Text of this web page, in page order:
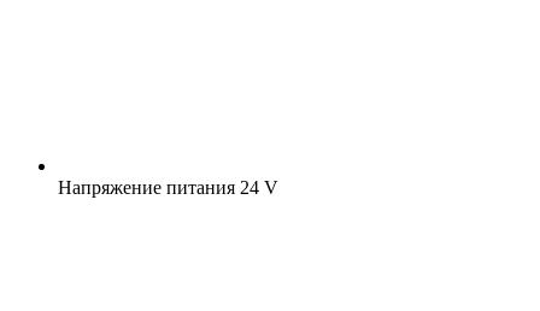
Напряжение питания 24 V